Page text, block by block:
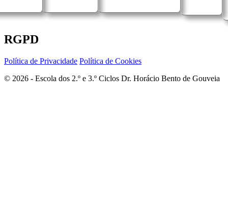
RGPD
Política de Privacidade Política de Cookies
© 2026 - Escola dos 2.º e 3.º Ciclos Dr. Horácio Bento de Gouveia